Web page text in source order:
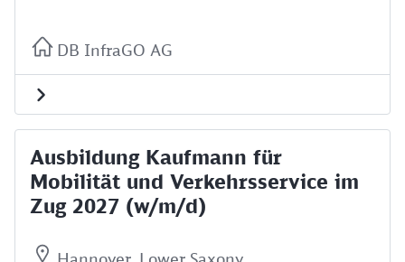
DB InfraGO AG
Ausbildung Kaufmann für
Mobilität und Verkehrsservice im
Zug 2027 (w/m/d)